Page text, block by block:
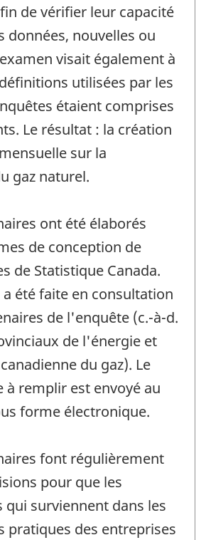
de vérifier leur capacité
données, nouvelles ou
visait également à
utilisées par les
étaient comprises
Le résultat : la création
sur la
gaz naturel.
ont été élaborés
de conception de
de Statistique Canada.
été faite en consultation
de l'enquête (c.-à-d.
de l'énergie et
du gaz). Le
à remplir est envoyé au
forme électronique.
font régulièrement
pour que les
qui surviennent dans les
pratiques des entreprises